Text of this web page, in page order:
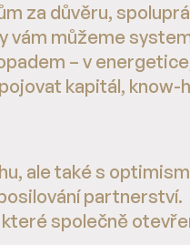
za důvěru,
vám můžeme
– v
kapitál, know-
ale také s
partnerství.
společně